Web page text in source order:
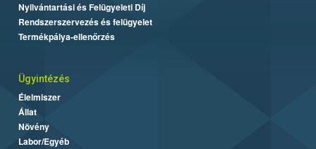
Nyilvántartási és Felügyeleti Díj
Rendszerszervezés és felügyelet
Termékpálya-ellenőrzés
Ügyintézés
Élelmiszer
Állat
Növény
Labor/Egyéb